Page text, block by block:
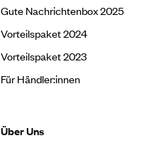
Gute Nachrichtenbox 2025
Vorteilspaket 2024
Vorteilspaket 2023
Für Händler:innen
Über Uns